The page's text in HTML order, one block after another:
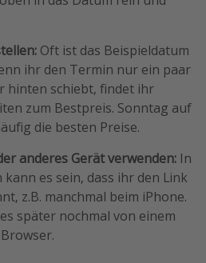
Oft ist das Beispieldatum
ihr den Termin nur ein paar
hinten schiebt, findet ihr
zum Bestpreis. Sonntag auf
die besten Preise.
anderes Gerät verwenden: In
kann es sein, dass ihr den Link
z.B. manchmal beim iPhone.
später nochmal von einem